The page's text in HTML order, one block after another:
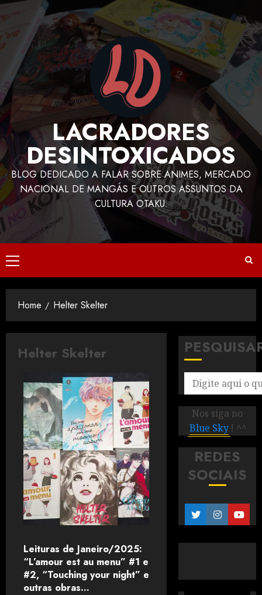
LACRADORES
DESINTOXICADOS
BLOG DEDICADO A FALAR SOBRE ANIMES, MERCADO
NACIONAL DE MANGÁS E OUTROS ASSUNTOS DA
CULTURA OTAKU.
Home Helter Skelter
Helter Skelter
Leituras de Janeiro/2025:
“L’amour est au menu” #1 e
#2, “Touching your night” e
outras obras…
Nos siga no
Blue Sky ! ^^
REDES
SOCIAIS